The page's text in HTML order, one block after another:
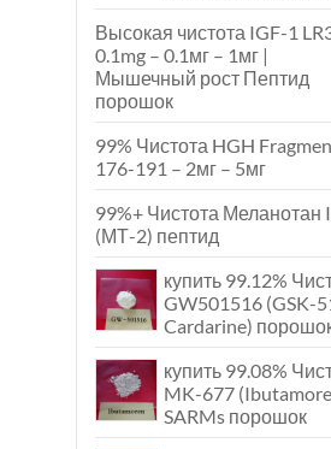
Высокая чистота IGF-1
0.1mg – 0.1мг – 1мг |
Мышечный рост Пептид
порошок
99% Чистота HGH
176-191 – 2мг – 5мг
99%+ Чистота Меланотан
(МТ-2) пептид
купить 99.12%
GW501516 (GSK-
Cardarine)
купить 99.08%
MK-677
SARMs порошок